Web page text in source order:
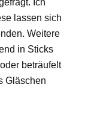
lassen sich
Weitere
in Sticks
beträufelt
Gläschen